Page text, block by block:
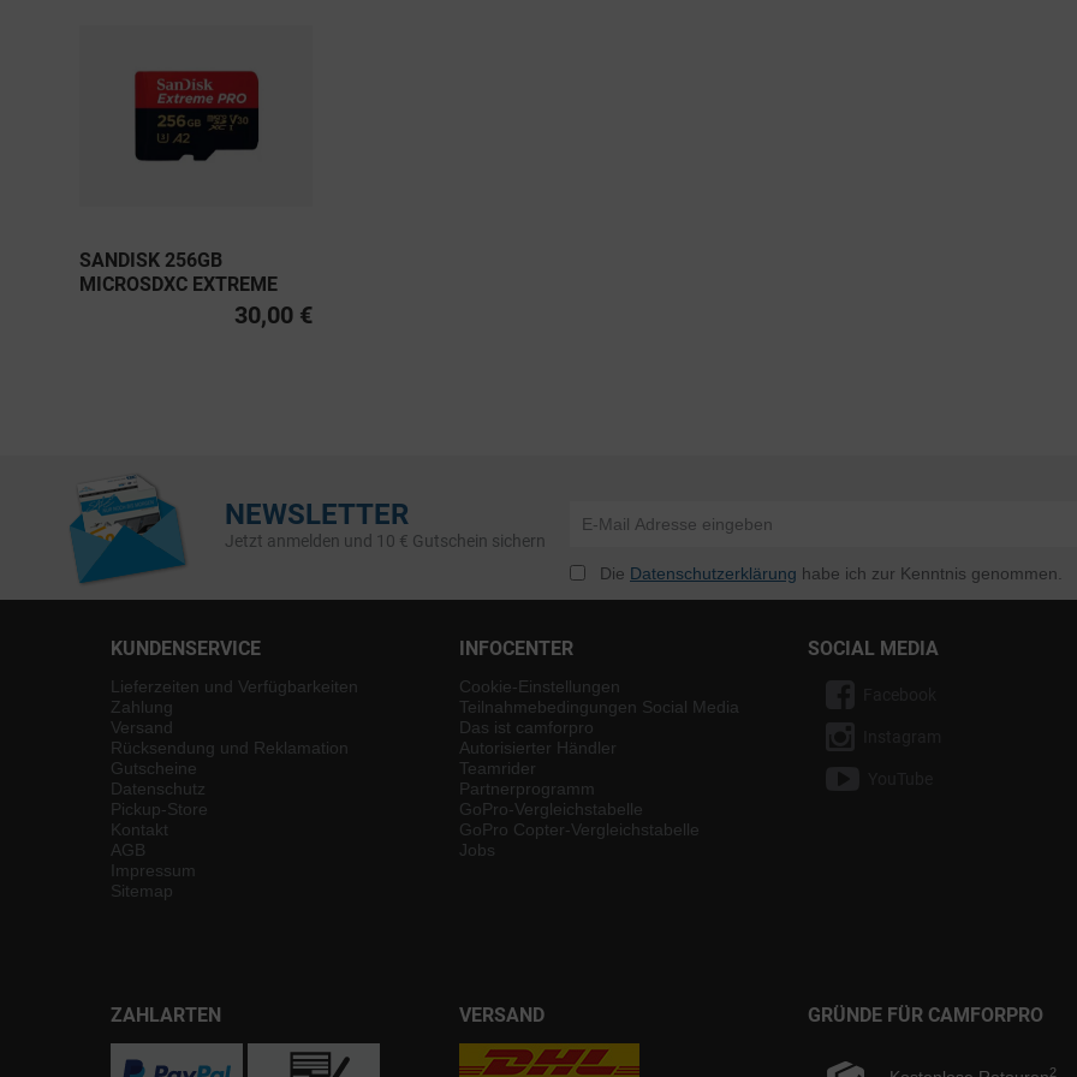
SANDISK 256GB
MICROSDXC EXTREME
PRO UHS-I U3, CLASS 10
30,00 €
NEWSLETTER
Jetzt anmelden und 10 € Gutschein sichern
Die Datenschutzerklärung habe ich zur Kenntnis genommen.
KUNDENSERVICE
Lieferzeiten und Verfügbarkeiten
Zahlung
Versand
Rücksendung und Reklamation
Gutscheine
Datenschutz
Pickup-Store
Kontakt
AGB
Impressum
Sitemap
INFOCENTER
Cookie-Einstellungen
Teilnahmebedingungen Social Media
Das ist camforpro
Autorisierter Händler
Teamrider
Partnerprogramm
GoPro-Vergleichstabelle
GoPro Copter-Vergleichstabelle
Jobs
SOCIAL MEDIA
ZAHLARTEN VERSAND GRÜNDE FÜR CAMFORPRO
2